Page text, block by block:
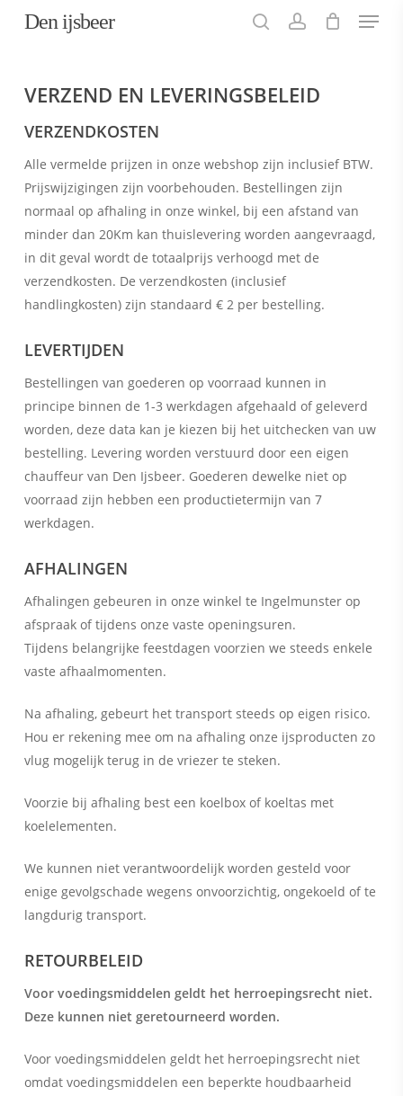
Den ijsbeer Menu
VERZEND EN LEVERINGSBELEID
VERZENDKOSTEN
Alle vermelde prijzen in onze webshop zijn inclusief BTW.
Prijswijzigingen zijn voorbehouden. Bestellingen zijn
normaal op afhaling in onze winkel, bij een afstand van
minder dan 20Km kan thuislevering worden aangevraagd,
in dit geval wordt de totaalprijs verhoogd met de
verzendkosten. De verzendkosten (inclusief
handlingkosten) zijn standaard € 2 per bestelling.
LEVERTIJDEN
Bestellingen van goederen op voorraad kunnen in
principe binnen de 1-3 werkdagen afgehaald of geleverd
worden, deze data kan je kiezen bij het uitchecken van uw
bestelling. Levering worden verstuurd door een eigen
chauffeur van Den Ijsbeer. Goederen dewelke niet op
voorraad zijn hebben een productietermijn van 7
werkdagen.
AFHALINGEN
Afhalingen gebeuren in onze winkel te Ingelmunster op
afspraak of tijdens onze vaste openingsuren.
Tijdens belangrijke feestdagen voorzien we steeds enkele
vaste afhaalmomenten.
Na afhaling, gebeurt het transport steeds op eigen risico.
Hou er rekening mee om na afhaling onze ijsproducten zo
vlug mogelijk terug in de vriezer te steken.
Voorzie bij afhaling best een koelbox of koeltas met
koelelementen.
We kunnen niet verantwoordelijk worden gesteld voor
enige gevolgschade wegens onvoorzichtig, ongekoeld of te
langdurig transport.
RETOURBELEID
Voor voedingsmiddelen geldt het herroepingsrecht niet.
Deze kunnen niet geretourneerd worden.
Voor voedingsmiddelen geldt het herroepingsrecht niet
omdat voedingsmiddelen een beperkte houdbaarheid